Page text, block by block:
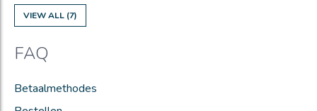
VIEW ALL (7)
FAQ
Betaalmethodes